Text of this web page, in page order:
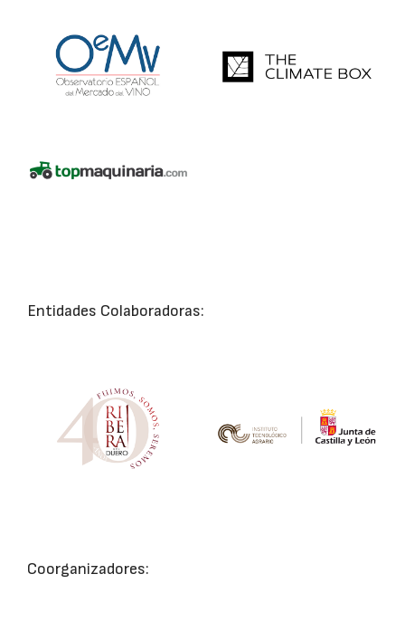
Entidades Colaboradoras:
Coorganizadores: